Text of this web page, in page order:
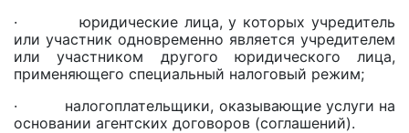
· юридические лица, у которых учредитель
или участник одновременно является учредителем
или участником другого юридического лица,
применяющего специальный налоговый режим;
· налогоплательщики, оказывающие услуги на
основании агентских договоров (соглашений).